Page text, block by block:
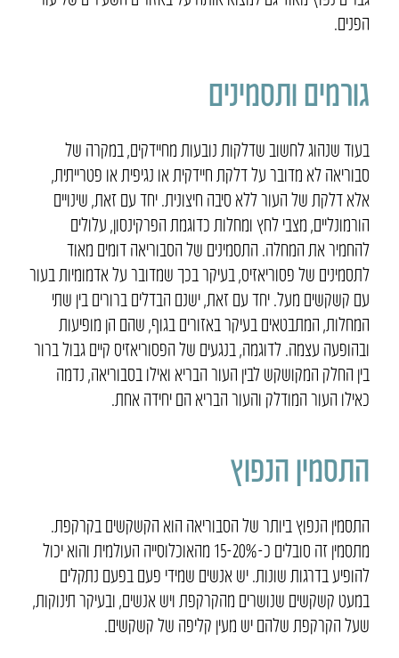
הפנים.
גורמים ותסמינים
בעוד שנהוג לחשוב שדלקות נובעות מחיידקים, במקרה של
סבוריאה לא מדובר על דלקת חיידקית או נגיפית או פטרייתית,
אלא דלקת של העור ללא סיבה חיצונית. יחד עם זאת, שינויים
הורמונליים, מצבי לחץ ומחלות כדוגמת הפרקינסון, עלולים
להחמיר את המחלה. התסמינים של הסבוריאה דומים מאוד
לתסמינים של פסוריאזיס, בעיקר בכך שמדובר על אדמומיות בעור
עם קשקשים מעל. יחד עם זאת, ישנם הבדלים ברורים בין שתי
המחלות, המתבטאים בעיקר באזורים בגוף, שהם הן מופיעות
ובהופעה עצמה. לדוגמה, בנגעים של הפסוריאזיס קיים גבול ברור
בין החלק המקושקש לבין העור הבריא ואילו בסבוריאה, נדמה
כאילו העור המודלק והעור הבריא הם יחידה אחת.
התסמין הנפוץ
התסמין הנפוץ ביותר של הסבוריאה הוא הקשקשים בקרקפת.
מתסמין זה סובלים כ-15-20% מהאוכלוסייה העולמית והוא יכול
להופיע בדרגות שונות. יש אנשים שמידי פעם בפעם נתקלים
במעט קשקשים שנושרים מהקרקפת ויש אנשים, ובעיקר תינוקות,
שעל הקרקפת שלהם יש מעין קליפה של קשקשים.